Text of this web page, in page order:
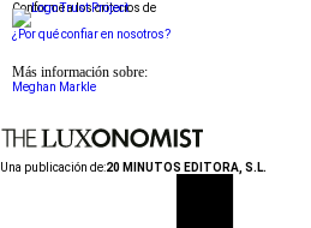
Conforme a los criterios de
¿Por qué confiar en nosotros?
Más información sobre:
Meghan Markle
Una publicación de:20 MINUTOS EDITORA, S.L.